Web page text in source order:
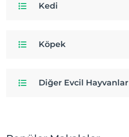
Kedi
Köpek
Diğer Evcil Hayvanlar